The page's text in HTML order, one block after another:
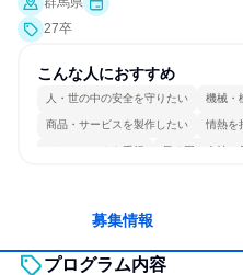
27卒
こんな人におすすめ
人・世の中の安全を守りたい 機械・
商品・サービスを製作したい 情熱を
チームワークを重視 長く同じ会社に
募集情報
プログラム内容